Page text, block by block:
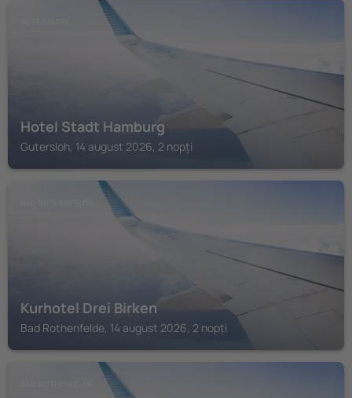
Hotel Stadt Hamburg
Gutersloh, 14 august 2026, 2 nopți
Kurhotel Drei Birken
Bad Rothenfelde, 14 august 2026, 2 nopți